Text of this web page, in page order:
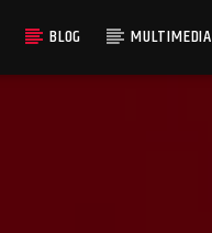
BLOG MULTIMEDIA